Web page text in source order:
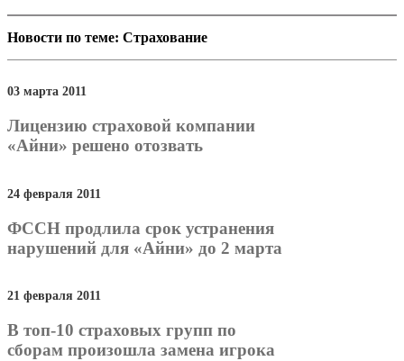
Новости по теме: Страхование
03 марта 2011
Лицензию страховой компании
«Айни» решено отозвать
24 февраля 2011
ФССН продлила срок устранения
нарушений для «Айни» до 2 марта
21 февраля 2011
В топ-10 страховых групп по
сборам произошла замена игрока